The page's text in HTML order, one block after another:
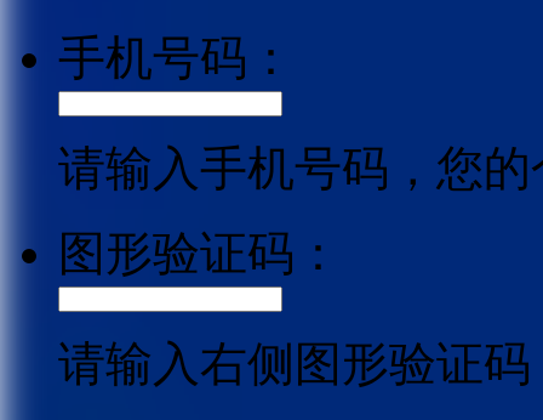
手机号码：
请输入手机号码，您
图形验证码：
请输入右侧图形验证码